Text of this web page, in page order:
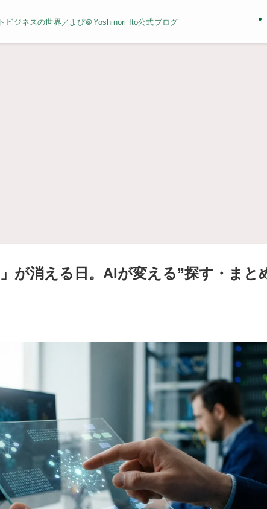
ビジネスの世界／よぴ＠Yoshinori Ito公式ブログ
が消える日。AIが変える”探す・まと